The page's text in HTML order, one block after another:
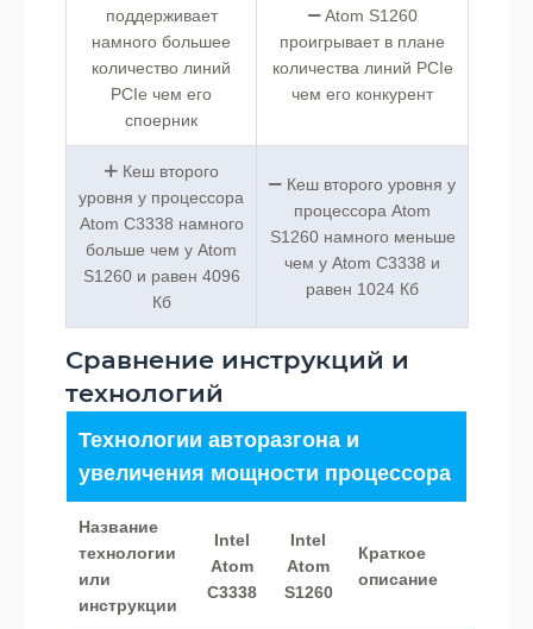
поддерживает
намного большее
количество линий
PCIe чем его
споерник
Atom S1260
проигрывает в плане
количества линий PCIe
чем его конкурент
Кеш второго
уровня у процессора
Atom C3338 намного
больше чем у Atom
S1260 и равен 4096
Кб
Кеш второго уровня у
процессора Atom
S1260 намного меньше
чем у Atom C3338 и
равен 1024 Кб
Сравнение инструкций и
технологий
Технологии авторазгона и
увеличения мощности процессора
Название
технологии
или
инструкции
Intel
Atom
C3338
Intel
Atom
S1260
Краткое
описание